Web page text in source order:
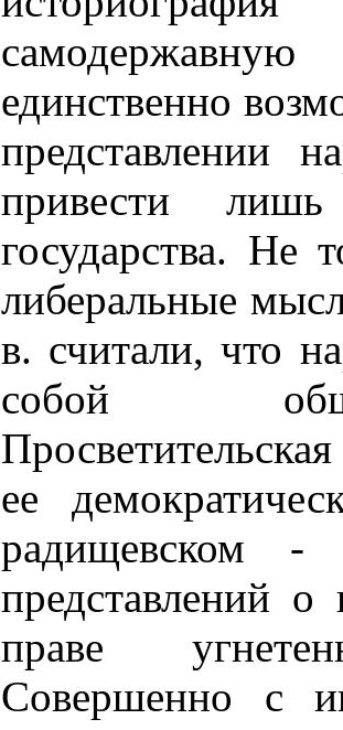
самодержавную
единственно
представлении
привести
государства. Не
либеральные
в. считали, что
собой
ее
радищевском -
представлений о
праве
Совершенно с